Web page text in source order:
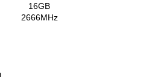
16GB
2666MHz